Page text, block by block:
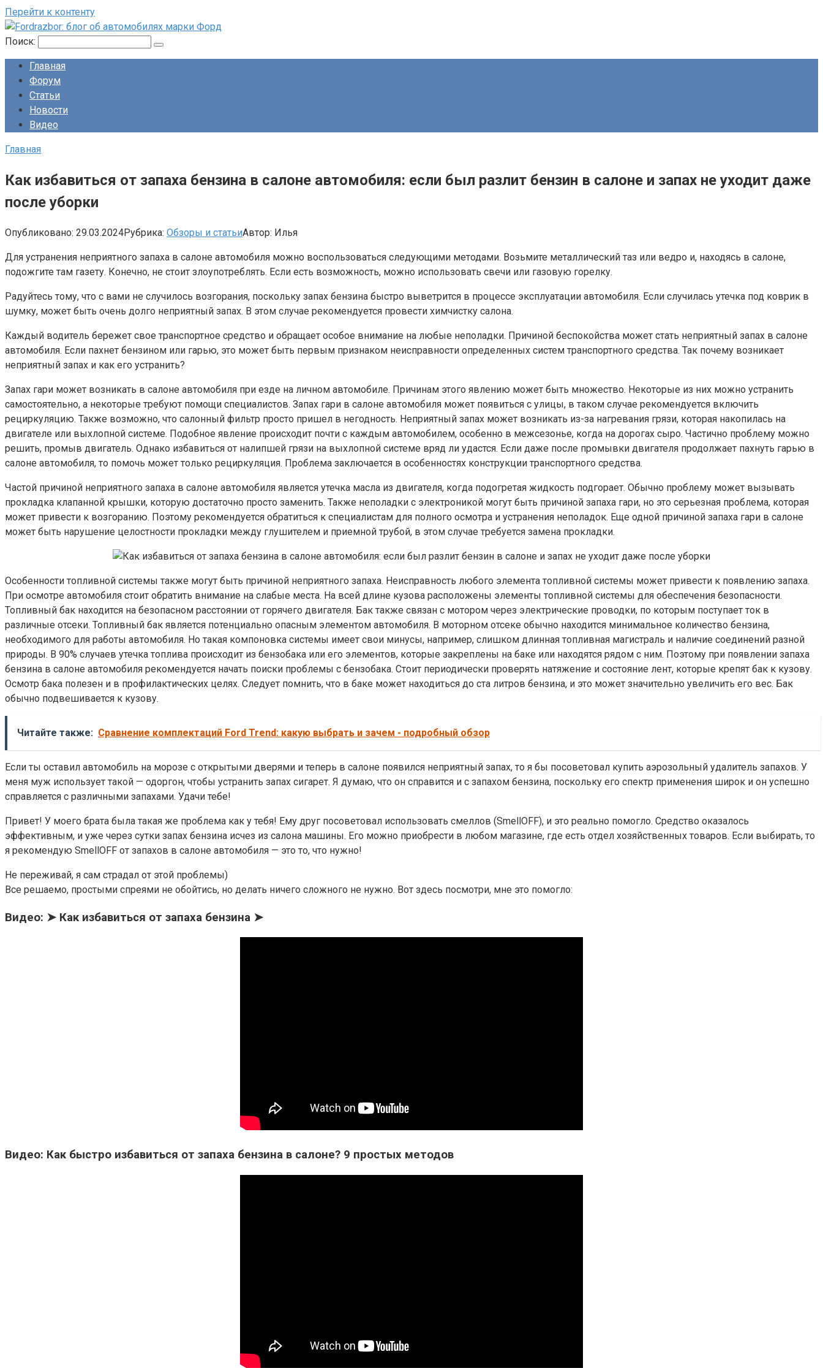
Перейти к контенту
Поиск:
Главная
Форум
Статьи
Новости
Видео
Главная
Как избавиться от запаха бензина в салоне автомобиля: если был разлит бензин в салоне и запах не уходит даже
после уборки
Опубликовано: 29.03.2024Рубрика: Обзоры и статьиАвтор: Илья
Для устранения неприятного запаха в салоне автомобиля можно воспользоваться следующими методами. Возьмите металлический таз или ведро и, находясь в салоне,
подожгите там газету. Конечно, не стоит злоупотреблять. Если есть возможность, можно использовать свечи или газовую горелку.
Радуйтесь тому, что с вами не случилось возгорания, поскольку запах бензина быстро выветрится в процессе эксплуатации автомобиля. Если случилась утечка под коврик в
шумку, может быть очень долго неприятный запах. В этом случае рекомендуется провести химчистку салона.
Каждый водитель бережет свое транспортное средство и обращает особое внимание на любые неполадки. Причиной беспокойства может стать неприятный запах в салоне
автомобиля. Если пахнет бензином или гарью, это может быть первым признаком неисправности определенных систем транспортного средства. Так почему возникает
неприятный запах и как его устранить?
Запах гари может возникать в салоне автомобиля при езде на личном автомобиле. Причинам этого явлению может быть множество. Некоторые из них можно устранить
самостоятельно, а некоторые требуют помощи специалистов. Запах гари в салоне автомобиля может появиться с улицы, в таком случае рекомендуется включить
рециркуляцию. Также возможно, что салонный фильтр просто пришел в негодность. Неприятный запах может возникать из-за нагревания грязи, которая накопилась на
двигателе или выхлопной системе. Подобное явление происходит почти с каждым автомобилем, особенно в межсезонье, когда на дорогах сыро. Частично проблему можно
решить, промыв двигатель. Однако избавиться от налипшей грязи на выхлопной системе вряд ли удастся. Если даже после промывки двигателя продолжает пахнуть гарью в
салоне автомобиля, то помочь может только рециркуляция. Проблема заключается в особенностях конструкции транспортного средства.
Частой причиной неприятного запаха в салоне автомобиля является утечка масла из двигателя, когда подогретая жидкость подгорает. Обычно проблему может вызывать
прокладка клапанной крышки, которую достаточно просто заменить. Также неполадки с электроникой могут быть причиной запаха гари, но это серьезная проблема, которая
может привести к возгоранию. Поэтому рекомендуется обратиться к специалистам для полного осмотра и устранения неполадок. Еще одной причиной запаха гари в салоне
может быть нарушение целостности прокладки между глушителем и приемной трубой, в этом случае требуется замена прокладки.
Особенности топливной системы также могут быть причиной неприятного запаха. Неисправность любого элемента топливной системы может привести к появлению запаха.
При осмотре автомобиля стоит обратить внимание на слабые места. На всей длине кузова расположены элементы топливной системы для обеспечения безопасности.
Топливный бак находится на безопасном расстоянии от горячего двигателя. Бак также связан с мотором через электрические проводки, по которым поступает ток в
различные отсеки. Топливный бак является потенциально опасным элементом автомобиля. В моторном отсеке обычно находится минимальное количество бензина,
необходимого для работы автомобиля. Но такая компоновка системы имеет свои минусы, например, слишком длинная топливная магистраль и наличие соединений разной
природы. В 90% случаев утечка топлива происходит из бензобака или его элементов, которые закреплены на баке или находятся рядом с ним. Поэтому при появлении запаха
бензина в салоне автомобиля рекомендуется начать поиски проблемы с бензобака. Стоит периодически проверять натяжение и состояние лент, которые крепят бак к кузову.
Осмотр бака полезен и в профилактических целях. Следует помнить, что в баке может находиться до ста литров бензина, и это может значительно увеличить его вес. Бак
обычно подвешивается к кузову.
Читайте также: Сравнение комплектаций Ford Trend: какую выбрать и зачем - подробный обзор
Если ты оставил автомобиль на морозе с открытыми дверями и теперь в салоне появился неприятный запах, то я бы посоветовал купить аэрозольный удалитель запахов. У
меня муж использует такой — одоргон, чтобы устранить запах сигарет. Я думаю, что он справится и с запахом бензина, поскольку его спектр применения широк и он успешно
справляется с различными запахами. Удачи тебе!
Привет! У моего брата была такая же проблема как у тебя! Ему друг посоветовал использовать смеллов (SmellOFF), и это реально помогло. Средство оказалось
эффективным, и уже через сутки запах бензина исчез из салона машины. Его можно приобрести в любом магазине, где есть отдел хозяйственных товаров. Если выбирать, то
я рекомендую SmellOFF от запахов в салоне автомобиля — это то, что нужно!
Не переживай, я сам страдал от этой проблемы)
Все решаемо, простыми спреями не обойтись, но делать ничего сложного не нужно. Вот здесь посмотри, мне это помогло:
Видео: ➤ Как избавиться от запаха бензина ➤
Видео: Как быстро избавиться от запаха бензина в салоне? 9 простых методов